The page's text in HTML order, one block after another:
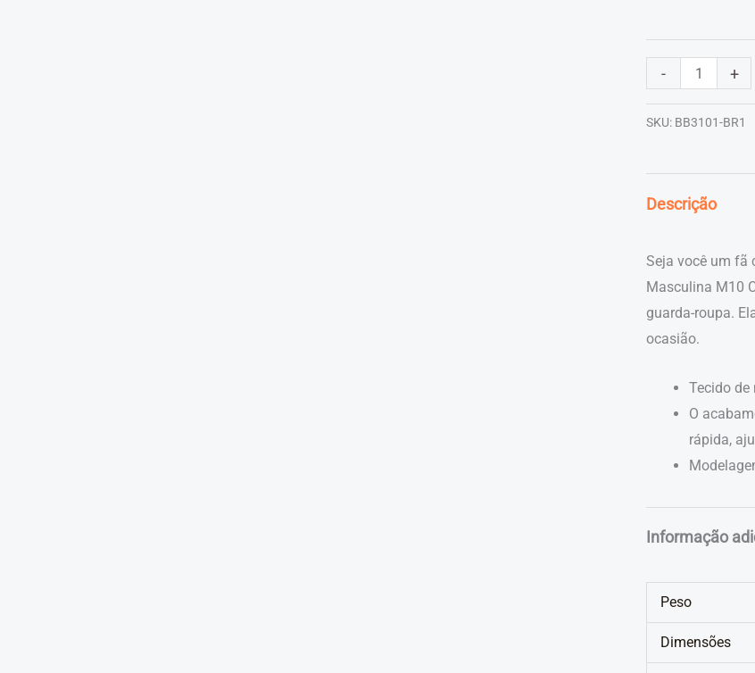
-
Bermuda
Masculina
Classic
Listras
+
SKU: BB3101-BR1
Descrição
Seja você um fã
Masculina M10
guarda-roupa.
ocasião.
Tecido de
O
rápida,
Informação
Peso
Dimensões